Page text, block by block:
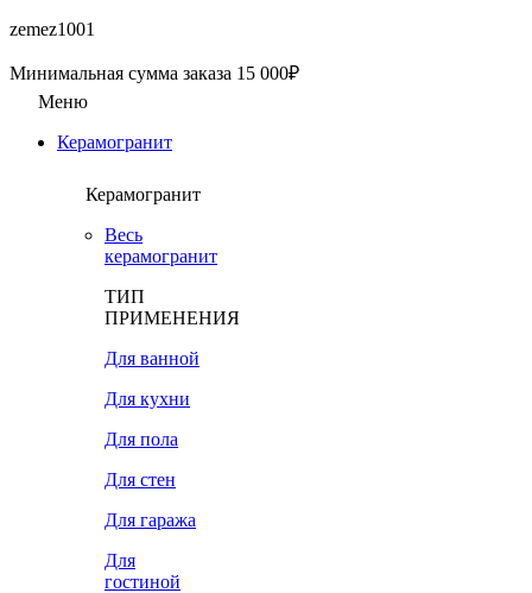
zemez1001
Минимальная сумма заказа 15 000₽
Меню
Керамогранит
Керамогранит
Весь
керамогранит
ТИП
ПРИМЕНЕНИЯ
Для ванной
Для кухни
Для пола
Для стен
Для гаража
Для
гостиной